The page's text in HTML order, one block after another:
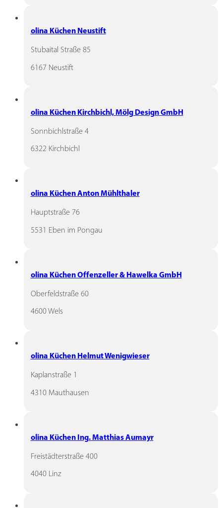
olina Küchen Neustift
Stubaital Straße 85
6167 Neustift
olina Küchen Kirchbichl, Mölg Design GmbH
Sonnbichlstraße 4
6322 Kirchbichl
olina Küchen Anton Mühlthaler
Hauptstraße 76
5531 Eben im Pongau
olina Küchen Offenzeller & Hawelka GmbH
Oberfeldstraße 60
4600 Wels
olina Küchen Helmut Wenigwieser
Kaplanstraße 1
4310 Mauthausen
olina Küchen Ing. Matthias Aumayr
Freistädterstraße 400
4040 Linz